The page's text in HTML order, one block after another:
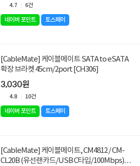
4.7 6건
네이버 포인트 토스페이
[CableMate] 케이블메이트 SATA to eSATA
확장 브라켓 45cm/2port [CH306]
3,030원
4.8 10건
네이버 포인트 토스페이
[CableMate] 케이블메이트, CM4812 / CM-
CL20B (유선랜카드/USB C타입/100Mbps)